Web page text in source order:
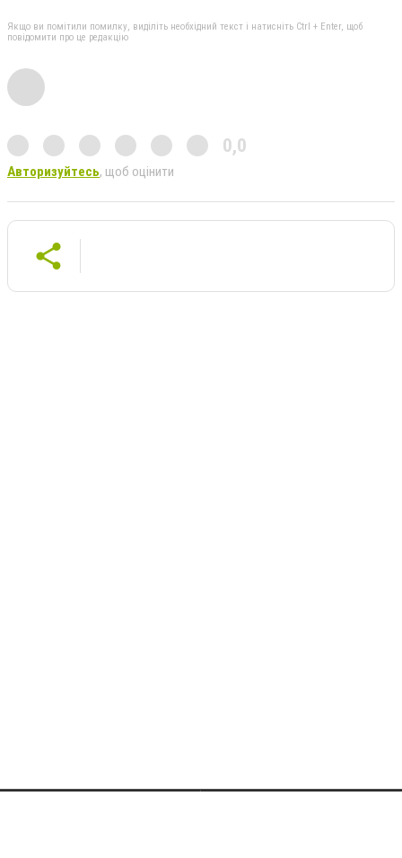
Якщо ви помітили помилку, виділіть необхідний текст і натисніть Ctrl + Enter, щоб
повідомити про це редакцію
0,0
Авторизуйтесь, щоб оцінити